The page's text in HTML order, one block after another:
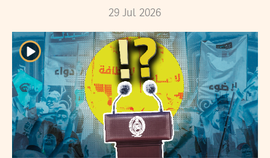
29 Jul 2026